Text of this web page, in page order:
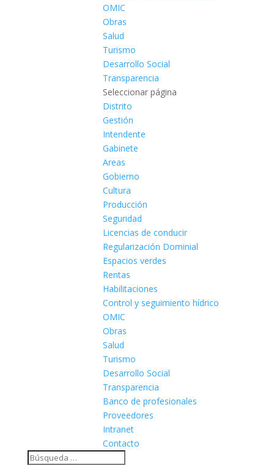
OMIC
Obras
Salud
Turismo
Desarrollo Social
Transparencia
Seleccionar página
Distrito
Gestión
Intendente
Gabinete
Areas
Gobierno
Cultura
Producción
Seguridad
Licencias de conducir
Regularización Dominial
Espacios verdes
Rentas
Habilitaciones
Control y seguimiento hídrico
OMIC
Obras
Salud
Turismo
Desarrollo Social
Transparencia
Banco de profesionales
Proveedores
Intranet
Contacto